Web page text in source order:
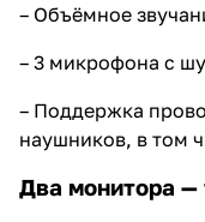
– Объёмное
– 3 микрофона с
– Поддержка
наушников, в том
Два монитора —